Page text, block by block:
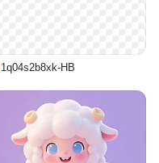
1q04s2b8xk-HB